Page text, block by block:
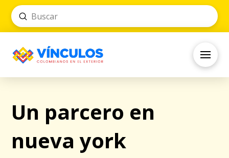
Search
Submit
Un parcero en
nueva york